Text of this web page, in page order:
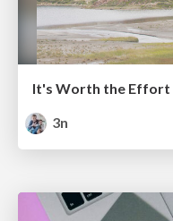
It's Worth the Effort
3n